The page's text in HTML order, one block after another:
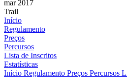
mar 2017
Trail
Início
Regulamento
Preços
Percursos
Lista de Inscritos
Estatísticas
Início Regulamento Preços Percursos